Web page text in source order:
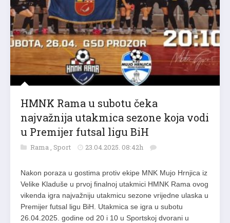
HMNK Rama u subotu čeka
najvažnija utakmica sezone koja vodi
u Premijer futsal ligu BiH
Rama , Sport 23.04.2025. 08:42h
Nakon poraza u gostima protiv ekipe MNK Mujo Hrnjica iz
Velike Kladuše u prvoj finalnoj utakmici HMNK Rama ovog
vikenda igra najvažniju utakmicu sezone vrijedne ulaska u
Premijer futsal ligu BiH. Utakmica se igra u subotu
26.04.2025. godine od 20 i 10 u Sportskoj dvorani u